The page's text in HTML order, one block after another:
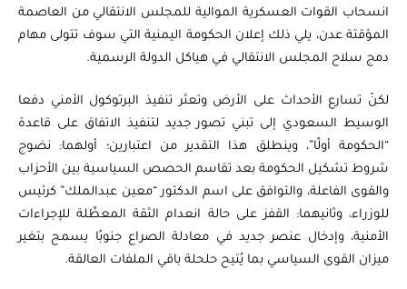
انسحاب القوات العسكرية الموالية للمجلس الانتقالي من العاصمة
المؤقتة عدن، يلي ذلك إعلان الحكومة اليمنية التي سوف تتولى مهام
دمج سلاح المجلس الانتقالي في هياكل الدولة الرسمية.
لكنّ تسارع الأحداث على الأرض وتعثر تنفيذ البرتوكول الأمني دفعا
الوسيط السعودي إلى تبني تصور جديد لتنفيذ الاتفاق على قاعدة
“الحكومة أولًا”، وينطلق هذا التقدير من اعتبارين؛ أولهما: نضوج
شروط تشكيل الحكومة بعد تقاسم الحصص السياسية بين الأحزاب
والقوى الفاعلة، والتوافق على اسم الدكتور “معين عبدالملك” كرئيس
للوزراء، وثانيهما: القفز على حالة انعدام الثقة المعطِّلة للإجراءات
الأمنية، وإدخال عنصر جديد في معادلة الصراع جنوبًا يسمح بتغير
ميزان القوى السياسي بما يُتيح حلحلة باقي الملفات العالقة.